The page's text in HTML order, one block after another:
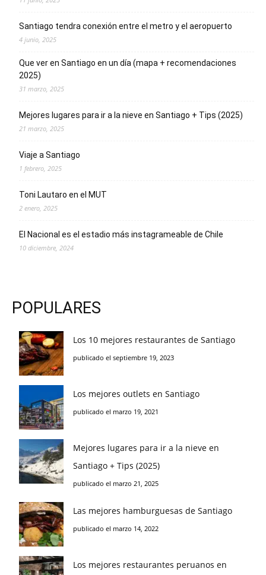
Santiago tendra conexión entre el metro y el aeropuerto
4 junio, 2025
Que ver en Santiago en un día (mapa + recomendaciones
2025)
31 marzo, 2025
Mejores lugares para ir a la nieve en Santiago + Tips (2025)
21 marzo, 2025
Viaje a Santiago
1 febrero, 2025
Toni Lautaro en el MUT
2 enero, 2025
El Nacional es el estadio más instagrameable de Chile
10 diciembre, 2024
POPULARES
Los 10 mejores restaurantes de Santiago
publicado el septiembre 19, 2023
Los mejores outlets en Santiago
publicado el marzo 19, 2021
Mejores lugares para ir a la nieve en
Santiago + Tips (2025)
publicado el marzo 21, 2025
Las mejores hamburguesas de Santiago
publicado el marzo 14, 2022
Los mejores restaurantes peruanos en